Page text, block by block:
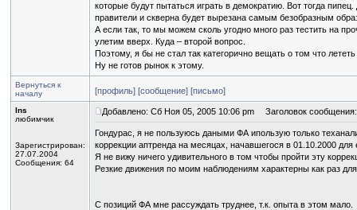
которые будут пытаться играть в демократию. Вот тогда
правители и скверна будет вырезана самым безобразным
А если так, то мы можем сколь угодно много раз тестить на
улетим вверх. Куда – второй вопрос.
Поэтому, я бы не стал так категорично вещать о том что
Ну не готов рынок к этому.
Вернуться к
началу
[профиль] [сообщение] [письмо]
Ins
любимчик
Зарегистрирован:
27.07.2004
Сообщения: 64
Добавлено: Сб Ноя 05, 2005 10:06 pm Заголовок сообщения:
Гондурас, я не пользуюсь даными ФА ипользую только
коррекции аптренда на месяцах, начавшегося в 01.10.2000
Я не вижу ничего удивительного в том чтобы пройти эту
Резкие движения по моим наблюдениям характерны как раз
С позиций ФА мне рассуждать труднее, т.к. опыта в этом мало.